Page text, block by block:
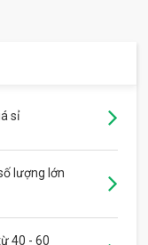
sỉ
lượng lớn
40 - 60